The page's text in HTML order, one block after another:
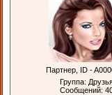
Партнер, ID -
Группа:
Сообщений: